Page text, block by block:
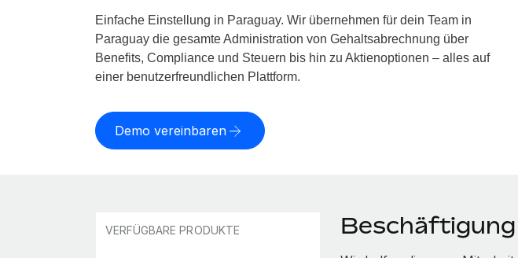
Einfache Einstellung in Paraguay. Wir übernehmen für dein Team in
Paraguay die gesamte Administration von Gehaltsabrechnung über
Benefits, Compliance und Steuern bis hin zu Aktienoptionen – alles auf
einer benutzerfreundlichen Plattform.
Demo vereinbaren
VERFÜGBARE PRODUKTE